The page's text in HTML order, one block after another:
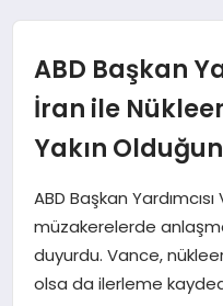
DÜNYA
EĞITIM
MAGAZIN
ABD Başkan
İran ile
Yakın
ABD Başkan
müzakerelerde
duyurdu. Vance,
olsa da ilerleme